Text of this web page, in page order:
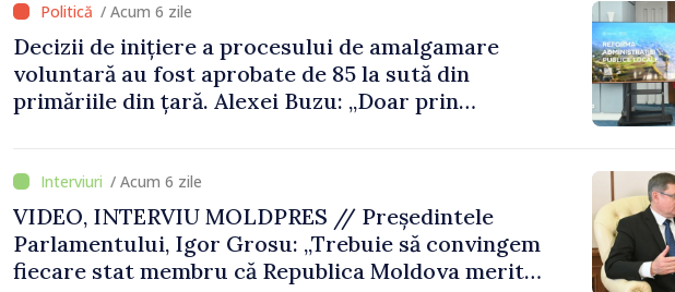
/ Acum 6 zile
Decizii de inițiere a procesului de amalgamare
voluntară au fost aprobate de 85 la sută din
primăriile din țară. Alexei Buzu: „Doar prin
/ Acum 6 zile
VIDEO, INTERVIU MOLDPRES // Președintele
Parlamentului, Igor Grosu: „Trebuie să convingem
fiecare stat membru că Republica Moldova merită